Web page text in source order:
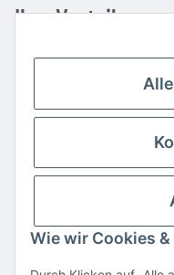
Ihre Vorteile
Kauf auf Rechnung
Große Auswahl
Schnelle Lieferung
Hohe
Wie wir Cookies